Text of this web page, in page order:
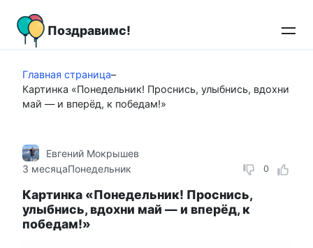
контенту
Поздравимс!
Главная страница–
Картинка «Понедельник! Проснись, улыбнись, вдохни
май — и вперёд, к победам!»
0
Евгений Мокрышев
3 месяцаПонедельник
Картинка «Понедельник! Проснись,
улыбнись, вдохни май — и вперёд, к
победам!»